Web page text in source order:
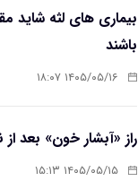
باشند
۱۴۰۵/۰۵/۱۶ ۱۸:۰۷
راز «آبشار خون» بعد
۱۴۰۵/۰۵/۱۵ ۱۵:۱۳